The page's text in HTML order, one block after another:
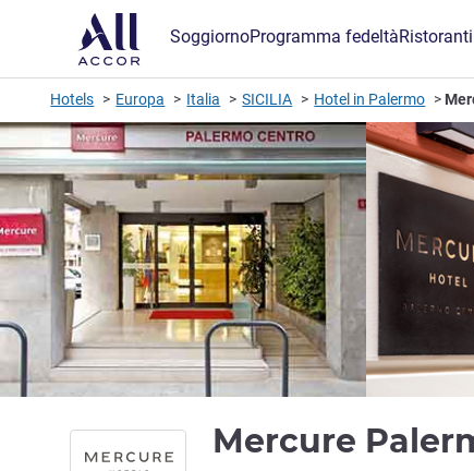
SoggiornoProgramma fedeltà
Hotels Europa Italia SICILIA Hotel in Palermo
Mercure